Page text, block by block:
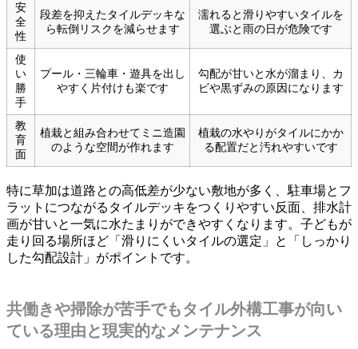
安
全
性
段差を抑えたタイルデッキな
ら転倒リスクを減らせます
濡れると滑りやすいタイルを
選ぶと雨の日が危険です
使
い
勝
手
プール・三輪車・遊具を出し
やすく片付けも楽です
勾配が甘いと水が溜まり、カ
ビや黒ずみの原因になります
教
育
面
植栽と組み合わせてミニ造園
のような空間が作れます
植栽の水やりがタイルにかか
る配置だと汚れやすいです
特に草加は道路との高低差が少ない敷地が多く、駐車場とフ
ラットにつながるタイルデッキをつくりやすい反面、排水計
画が甘いと一気に水たまりができやすくなります。子どもが
走り回る場所ほど「滑りにくいタイルの選定」と「しっかり
した勾配設計」がポイントです。
共働きや掃除が苦手でもタイル外構工事が向い
ている理由と現実的なメンテナンス